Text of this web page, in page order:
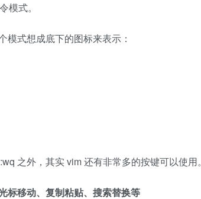
模式。
模式想成底下的图标来表示：
之外，其实 vim 还有非常多的按键可以使用。
标移动、复制粘贴、搜索替换等